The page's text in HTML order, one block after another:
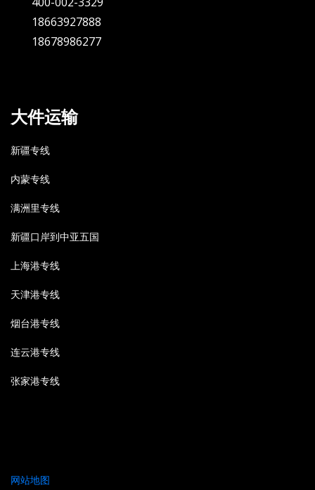
18663927888
18678986277
大件运输
新疆专线
内蒙专线
满洲里专线
新疆口岸到中亚五国
上海港专线
天津港专线
烟台港专线
连云港专线
张家港专线
网站地图